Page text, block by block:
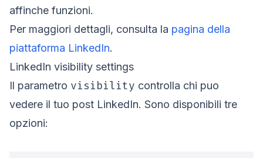
affinche funzioni.
Per maggiori dettagli, consulta la pagina della
piattaforma LinkedIn.
LinkedIn visibility settings
Il parametro visibility controlla chi puo
vedere il tuo post LinkedIn. Sono disponibili tre
opzioni: